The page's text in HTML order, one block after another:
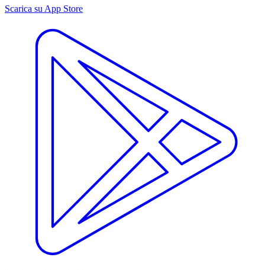
Scarica su App Store